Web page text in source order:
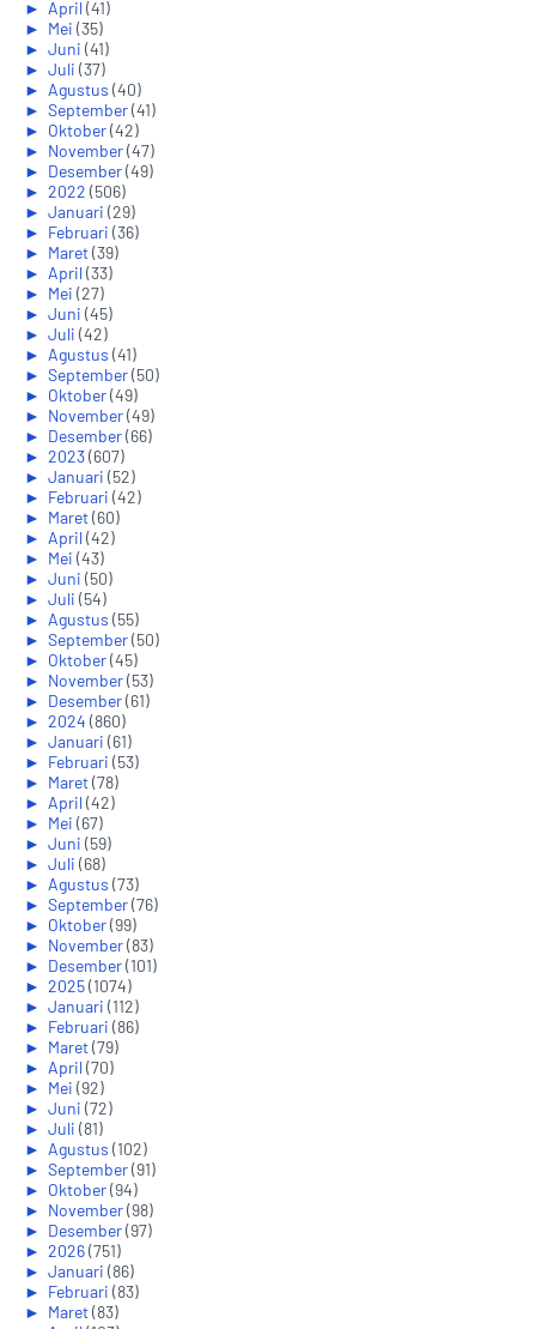
► April(41)
► Mei (35)
► Juni (41)
► Juli (37)
► Agustus (40)
► September(41)
► Oktober(42)
► November(47)
► Desember(49)
► 2022 (506)
► Januari (29)
► Februari (36)
► Maret(39)
► April(33)
► Mei (27)
► Juni (45)
► Juli (42)
► Agustus (41)
► September(50)
► Oktober(49)
► November(49)
► Desember(66)
► 2023(607)
► Januari (52)
► Februari (42)
► Maret(60)
► April(42)
► Mei (43)
► Juni (50)
► Juli (54)
► Agustus (55)
► September(50)
► Oktober(45)
► November(53)
► Desember(61)
► 2024 (860)
► Januari (61)
► Februari (53)
► Maret(78)
► April(42)
► Mei (67)
► Juni (59)
► Juli (68)
► Agustus (73)
► September(76)
► Oktober(99)
► November(83)
► Desember(101)
► 2025(1074)
► Januari (112)
► Februari (86)
► Maret(79)
► April(70)
► Mei (92)
► Juni (72)
► Juli (81)
► Agustus (102)
► September(91)
► Oktober(94)
► November(98)
► Desember(97)
► 2026(751)
► Januari (86)
► Februari (83)
► Maret(83)